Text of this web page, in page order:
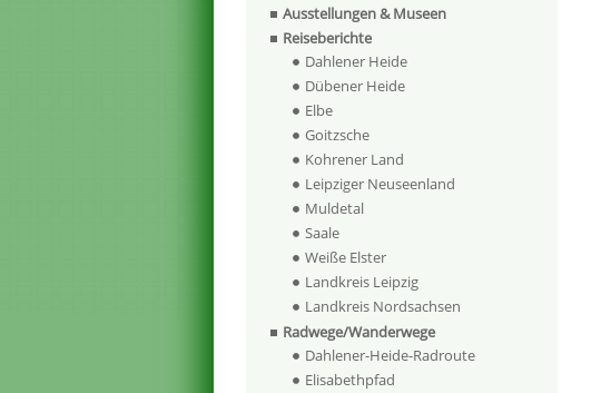
Ausstellungen & Museen
Reiseberichte
Dahlener Heide
Dübener Heide
Elbe
Goitzsche
Kohrener Land
Leipziger Neuseenland
Muldetal
Saale
Weiße Elster
Landkreis Leipzig
Landkreis Nordsachsen
Radwege/Wanderwege
Dahlener-Heide-Radroute
Elisabethpfad